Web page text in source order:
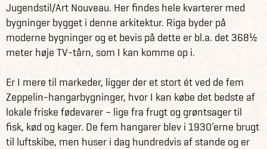
Jugendstil/Art Nouveau. Her findes hele kvarterer med
bygninger bygget i denne arkitektur. Riga byder på
moderne bygninger og et bevis på dette er bl.a. det 368½
meter høje TV-tårn, som I kan komme op i.
Er I mere til markeder, ligger der et stort ét ved de fem
Zeppelin-hangarbygninger, hvor I kan købe det bedste af
lokale friske fødevarer – lige fra frugt og grøntsager til
fisk, kød og kager. De fem hangarer blev i 1930’erne brugt
til luftskibe, men huser i dag hundredvis af stande og er